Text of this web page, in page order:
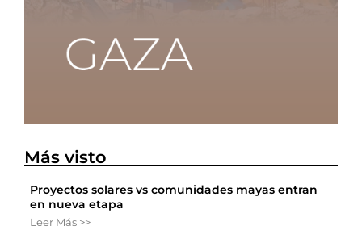
Más visto
Proyectos solares vs comunidades mayas entran
en nueva etapa
Leer Más >>